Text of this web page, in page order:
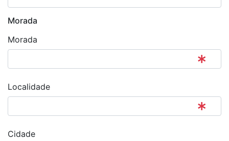
Morada
Morada
Localidade
Cidade